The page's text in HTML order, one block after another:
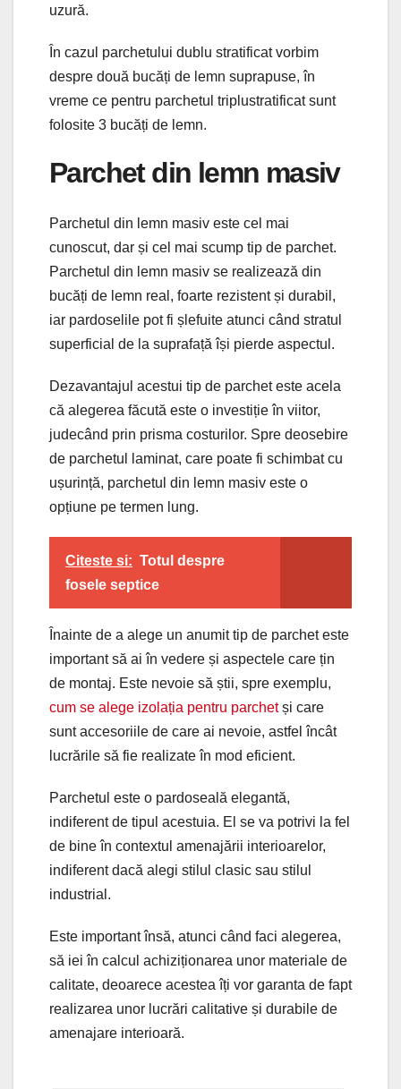
uzură.
În cazul parchetului dublu stratificat vorbim
despre două bucăți de lemn suprapuse, în
vreme ce pentru parchetul triplustratificat sunt
folosite 3 bucăți de lemn.
Parchet din lemn masiv
Parchetul din lemn masiv este cel mai
cunoscut, dar și cel mai scump tip de parchet.
Parchetul din lemn masiv se realizează din
bucăți de lemn real, foarte rezistent și durabil,
iar pardoselile pot fi șlefuite atunci când stratul
superficial de la suprafață își pierde aspectul.
Dezavantajul acestui tip de parchet este acela
că alegerea făcută este o investiție în viitor,
judecând prin prisma costurilor. Spre deosebire
de parchetul laminat, care poate fi schimbat cu
ușurință, parchetul din lemn masiv este o
opțiune pe termen lung.
Citeste si: Totul despre
fosele septice
Înainte de a alege un anumit tip de parchet este
important să ai în vedere și aspectele care țin
de montaj. Este nevoie să știi, spre exemplu,
cum se alege izolația pentru parchetși care
sunt accesoriile de care ai nevoie, astfel încât
lucrările să fie realizate în mod eficient.
Parchetul este o pardoseală elegantă,
indiferent de tipul acestuia. El se va potrivi la fel
de bine în contextul amenajării interioarelor,
indiferent dacă alegi stilul clasic sau stilul
industrial.
Este important însă, atunci când faci alegerea,
să iei în calcul achiziționarea unor materiale de
calitate, deoarece acestea îți vor garanta de fapt
realizarea unor lucrări calitative și durabile de
amenajare interioară.